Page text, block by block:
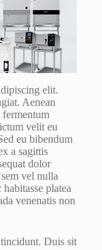
elit.
Aenean
fermentum
velit eu
eu bibendum
a sagittis
dolor
vel nulla
platea
venenatis non
Duis sit